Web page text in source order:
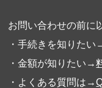
お問い合わせの前に
・手続きを知りたい
・金額が知りたい→
・よくある質問は→